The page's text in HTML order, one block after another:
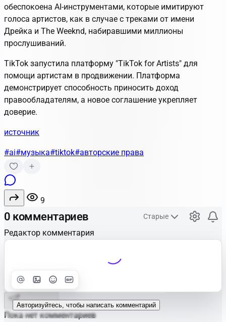
обеспокоена AI-инструментами, которые имитируют
голоса артистов, как в случае с треками от имени
Дрейка и The Weeknd, набиравшими миллионы
прослушиваний.
TikTok запустила платформу "TikTok for Artists" для
помощи артистам в продвижении. Платформа
демонстрирует способность приносить доход
правообладателям, а новое соглашение укрепляет
доверие.
источник
#ai#музыка#tiktok#авторские права
9
0 комментариев Старые
Редактор комментария
Улучшить
Авторизуйтесь, чтобы написать комментарий
Отправить
Пока нет комментариев